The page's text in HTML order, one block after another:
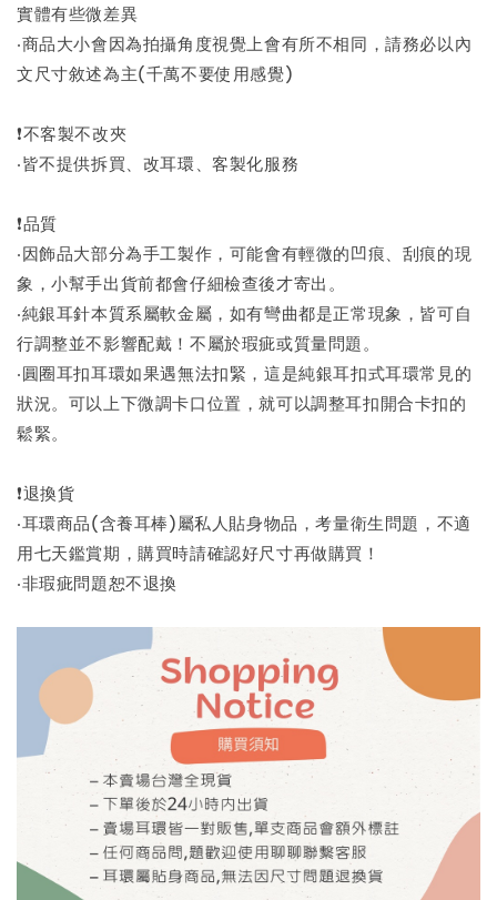
實體有些微差異
‧商品大小會因為拍攝角度視覺上會有所不相同，請務必以內
文尺寸敘述為主(千萬不要使用感覺)
❗不客製不改夾
‧皆不提供拆買、改耳環、客製化服務
❗品質
‧因飾品大部分為手工製作，可能會有輕微的凹痕、刮痕的現
象，小幫手出貨前都會仔細檢查後才寄出。
‧純銀耳針本質系屬軟金屬，如有彎曲都是正常現象，皆可自
行調整並不影響配戴！不屬於瑕疵或質量問題。
‧圓圈耳扣耳環如果遇無法扣緊，這是純銀耳扣式耳環常見的
狀況。可以上下微調卡口位置，就可以調整耳扣開合卡扣的
鬆緊。
❗退換貨
‧耳環商品(含養耳棒)屬私人貼身物品，考量衛生問題，不適
用七天鑑賞期，購買時請確認好尺寸再做購買！
‧非瑕疵問題恕不退換